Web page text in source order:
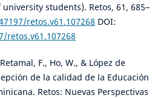
students). Retos, 61, 685–
retos.v61.107268 DOI:
retos.v61.107268
F., Ho, W., & López de
de la calidad de la Educación
Retos: Nuevas Perspectivas